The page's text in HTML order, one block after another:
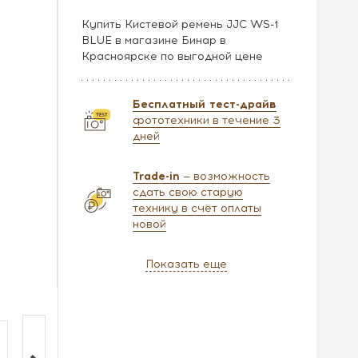
Купить Кистевой ремень JJC WS-1
BLUE в магазине Бинар в
Красноярске по выгодной цене
Бесплатный тест-драйв
фототехники в течение 3
дней
Trade-in — возможность
сдать свою старую
технику в счёт оплаты
новой
Показать еще